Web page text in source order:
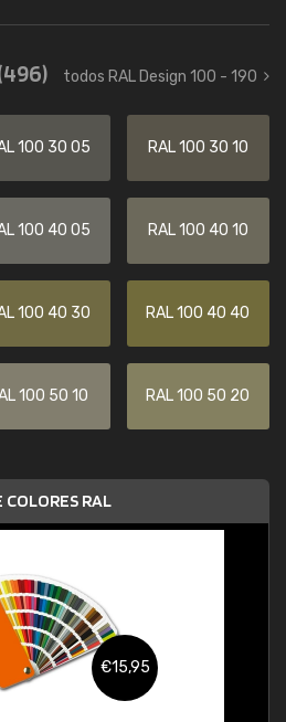
todos RAL Design 100 - 190
100 30 05 RAL 100 30 10
100 40 05 RAL 100 40 10
100 40 30 RAL 100 40 40
100 50 10 RAL 100 50 20
COLORES RAL
€15,95